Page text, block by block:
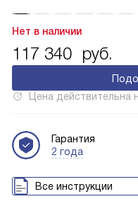
Нет в наличии
117 340 руб.
Цена
Гарантия
2 года
Все инструкции